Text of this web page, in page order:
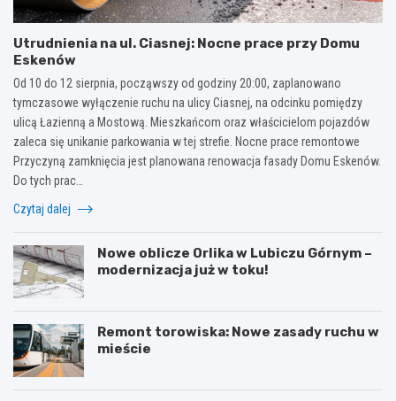
Utrudnienia na ul. Ciasnej: Nocne prace przy Domu
Eskenów
Od 10 do 12 sierpnia, począwszy od godziny 20:00, zaplanowano
tymczasowe wyłączenie ruchu na ulicy Ciasnej, na odcinku pomiędzy
ulicą Łazienną a Mostową. Mieszkańcom oraz właścicielom pojazdów
zaleca się unikanie parkowania w tej strefie. Nocne prace remontowe
Przyczyną zamknięcia jest planowana renowacja fasady Domu Eskenów.
Do tych prac…
Czytaj dalej
Nowe oblicze Orlika w Lubiczu Górnym –
modernizacja już w toku!
Remont torowiska: Nowe zasady ruchu w
mieście